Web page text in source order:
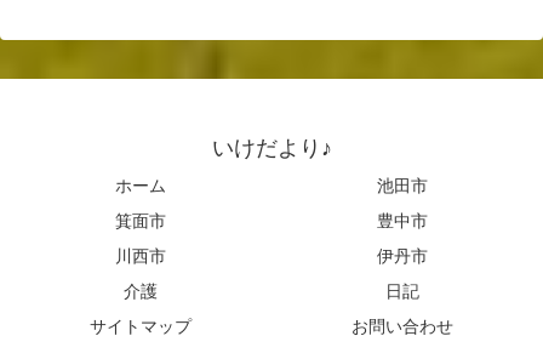
いけだより♪
ホーム
池田市
箕面市
豊中市
川西市
伊丹市
介護
日記
サイトマップ
お問い合わせ